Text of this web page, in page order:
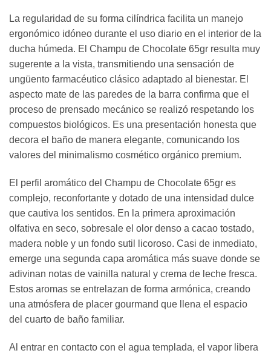
La regularidad de su forma cilíndrica facilita un manejo
ergonómico idóneo durante el uso diario en el interior de la
ducha húmeda. El Champu de Chocolate 65gr resulta muy
sugerente a la vista, transmitiendo una sensación de
ungüento farmacéutico clásico adaptado al bienestar. El
aspecto mate de las paredes de la barra confirma que el
proceso de prensado mecánico se realizó respetando los
compuestos biológicos. Es una presentación honesta que
decora el baño de manera elegante, comunicando los
valores del minimalismo cosmético orgánico premium.
El perfil aromático del Champu de Chocolate 65gr es
complejo, reconfortante y dotado de una intensidad dulce
que cautiva los sentidos. En la primera aproximación
olfativa en seco, sobresale el olor denso a cacao tostado,
madera noble y un fondo sutil licoroso. Casi de inmediato,
emerge una segunda capa aromática más suave donde se
adivinan notas de vainilla natural y crema de leche fresca.
Estos aromas se entrelazan de forma armónica, creando
una atmósfera de placer gourmand que llena el espacio
del cuarto de baño familiar.
Al entrar en contacto con el agua templada, el vapor libera